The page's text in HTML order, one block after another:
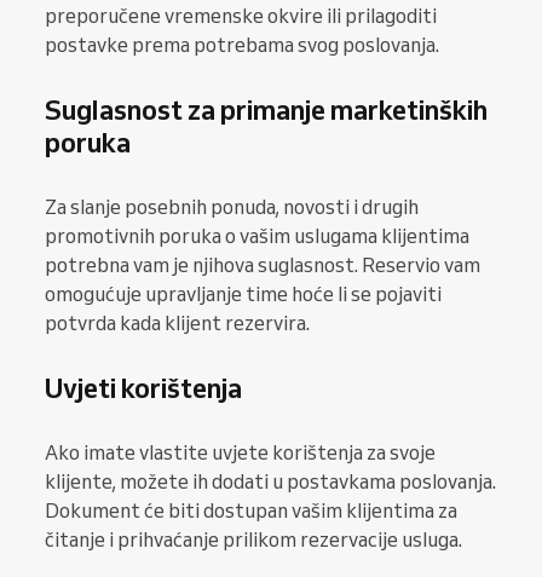
preporučene vremenske okvire ili prilagoditi
postavke prema potrebama svog poslovanja.
Suglasnost za primanje marketinških
poruka
Za slanje posebnih ponuda, novosti i drugih
promotivnih poruka o vašim uslugama klijentima
potrebna vam je njihova suglasnost. Reservio vam
omogućuje upravljanje time hoće li se pojaviti
potvrda kada klijent rezervira.
Uvjeti korištenja
Ako imate vlastite uvjete korištenja za svoje
klijente, možete ih dodati u postavkama poslovanja.
Dokument će biti dostupan vašim klijentima za
čitanje i prihvaćanje prilikom rezervacije usluga.